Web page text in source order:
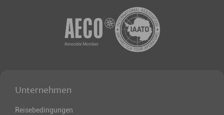
Unternehmen
Reisebedingungen